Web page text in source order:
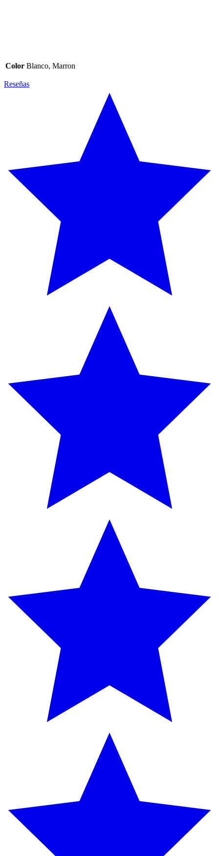
Color Blanco, Marron
Reseñas